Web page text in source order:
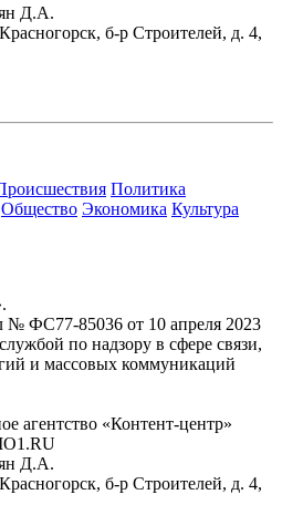
Д.А.
б-р Строителей, д. 4,
Политика
Общество Экономика Культура
№ ФС77-85036 от 10 апреля 2023
по надзору в сфере связи,
и массовых коммуникаций
«Контент-центр»
Д.А.
б-р Строителей, д. 4,